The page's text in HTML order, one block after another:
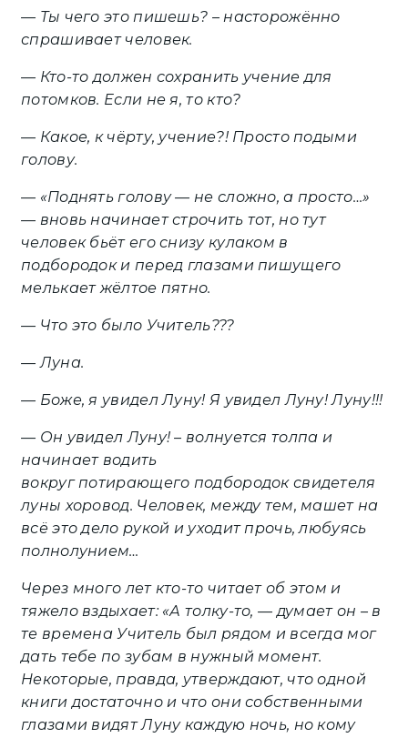
— Ты чего это пишешь? – насторожённо
спрашивает человек.
— Кто-то должен сохранить учение для
потомков. Если не я, то кто?
— Какое, к чёрту, учение?! Просто подыми
голову.
— «Поднять голову — не сложно, а просто…»
— вновь начинает строчить тот, но тут
человек бьёт его снизу кулаком в
подбородок и перед глазами пишущего
мелькает жёлтое пятно.
— Что это было Учитель???
— Луна.
— Боже, я увидел Луну! Я увидел Луну! Луну!!!
— Он увидел Луну! – волнуется толпа и
начинает водить
вокруг потирающего подбородок свидетеля
луны хоровод. Человек, между тем, машет на
всё это дело рукой и уходит прочь, любуясь
полнолунием…
Через много лет кто-то читает об этом и
тяжело вздыхает: «А толку-то, — думает он – в
те времена Учитель был рядом и всегда мог
дать тебе по зубам в нужный момент.
Некоторые, правда, утверждают, что одной
книги достаточно и что они собственными
глазами видят Луну каждую ночь, но кому